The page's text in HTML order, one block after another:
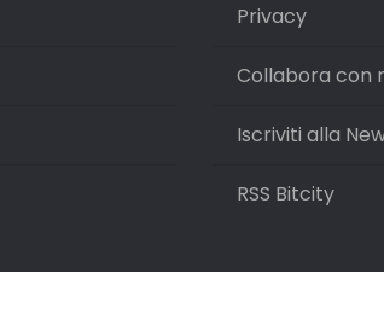
Privacy
Collabora con
Iscriviti alla
RSS Bitcity